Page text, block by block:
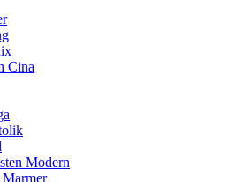
Cina
Modern
Marmer